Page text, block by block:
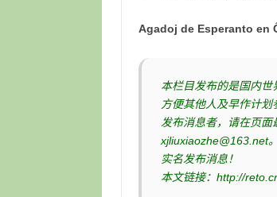
Agadoj de Esperanto en
本栏目发布的是国内
方便其他人及早作计划
发布消息者，请在页面
xjliuxiaozhe@163.net
实名发布消息！
本文链接：http://